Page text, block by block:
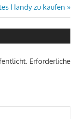
Handy zu kaufen
Erforderliche